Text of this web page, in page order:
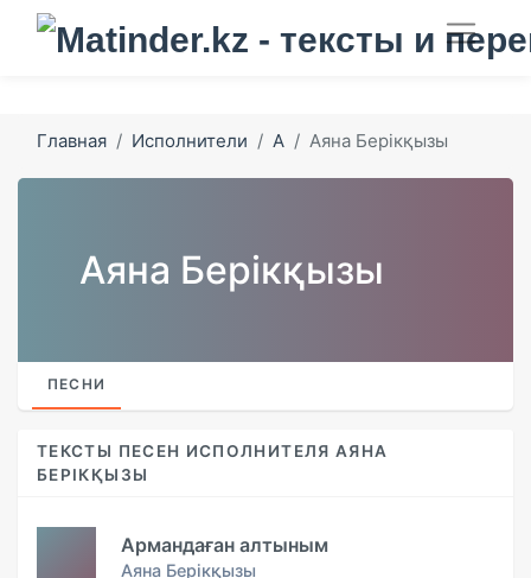
Главная Исполнители А Аяна Берікқызы
Аяна Берікқызы
ПЕСНИ
ТЕКСТЫ ПЕСЕН ИСПОЛНИТЕЛЯ АЯНА
БЕРІКҚЫЗЫ
Армандаған алтыным
Аяна Берікқызы